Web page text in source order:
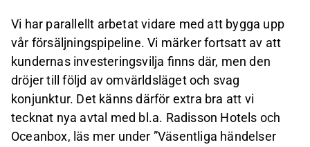
Vi har parallellt arbetat vidare med att bygga upp
vår försäljningspipeline. Vi märker fortsatt av att
kundernas investeringsvilja finns där, men den
dröjer till följd av omvärldsläget och svag
konjunktur. Det känns därför extra bra att vi
tecknat nya avtal med bl.a. Radisson Hotels och
Oceanbox, läs mer under ”Väsentliga händelser